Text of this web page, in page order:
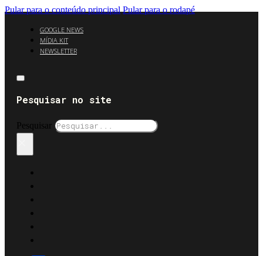
Pular para o conteúdo principal Pular para o rodapé
GOOGLE NEWS
MÍDIA KIT
NEWSLETTER
Pesquisar no site
Pesquisar